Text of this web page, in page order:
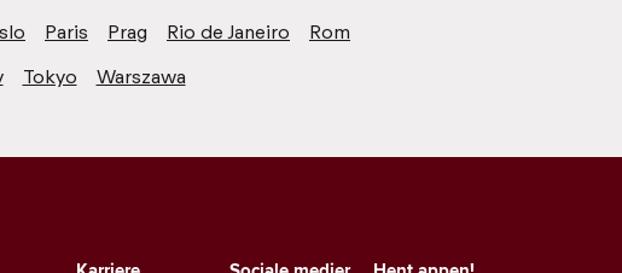
Paris Prag Rio de Janeiro
Rom
Tokyo Warszawa